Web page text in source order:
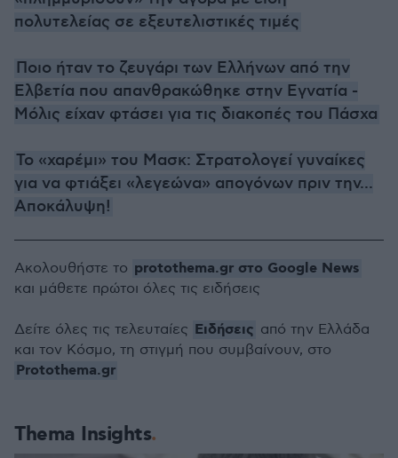
πολυτελείας σε εξευτελιστικές τιμές
Ποιο ήταν το ζευγάρι των Ελλήνων από την
Ελβετία που απανθρακώθηκε στην Εγνατία -
Μόλις είχαν φτάσει για τις διακοπές του Πάσχα
Το «χαρέμι» του Μασκ: Στρατολογεί γυναίκες
για να φτιάξει «λεγεώνα» απογόνων πριν την...
Αποκάλυψη!
Thema Insights
Ακολουθήστε το protothema.gr στο Google News
και μάθετε πρώτοι όλες τις ειδήσεις
Δείτε όλες τις τελευταίες Ειδήσεις από την Ελλάδα
και τον Κόσμο, τη στιγμή που συμβαίνουν, στο
Protothema.gr